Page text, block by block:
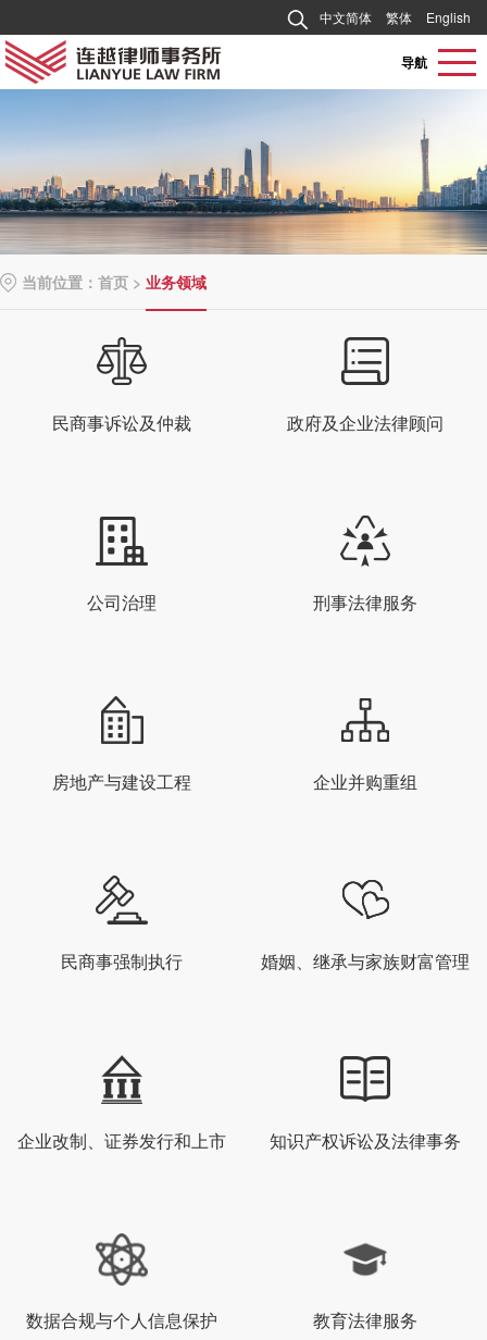
中文简体 繁体 English
导航
当前位置： 首页 > 业务领域
民商事诉讼及仲裁 政府及企业法律顾问
公司治理 刑事法律服务
房地产与建设工程 企业并购重组
民商事强制执行 婚姻、继承与家族财富管理
企业改制、证券发行和上市 知识产权诉讼及法律事务
数据合规与个人信息保护 教育法律服务